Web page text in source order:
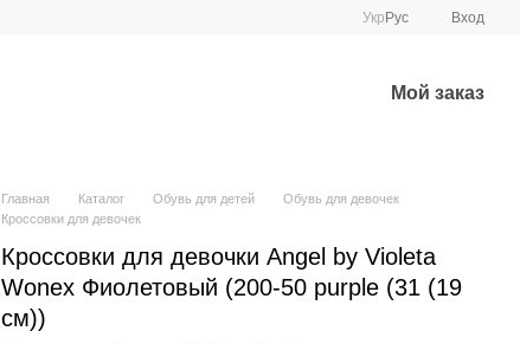
Укр Рус Вход
Мой заказ
Главная Каталог Обувь для детей
Обувь для девочек
Кроссовки для девочек
Кроссовки для девочки Angel by Violeta
Wonex Фиолетовый (200-50 purple (31 (19
см))